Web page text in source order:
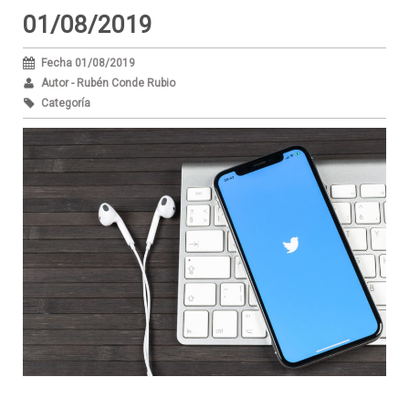
01/08/2019
Fecha 01/08/2019
Autor - Rubén Conde Rubio
Categoría